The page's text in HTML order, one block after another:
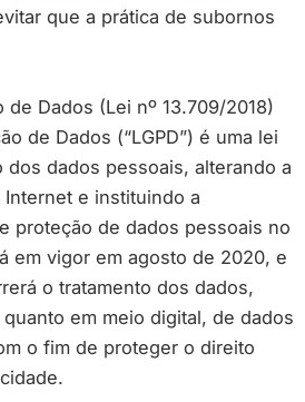
que a prática de subornos
de Dados (Lei nº 13.709/2018)
de Dados (“LGPD”) é uma lei
dos dados pessoais, alterando a
e instituindo a
proteção de dados pessoais no
em vigor em agosto de 2020, e
o tratamento dos dados,
em meio digital, de dados
o fim de proteger o direito